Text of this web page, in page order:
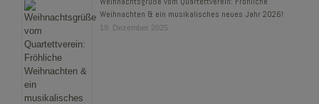
Weihnachten & ein musikalisches neues Jahr 2026!
19. Dezember 2025